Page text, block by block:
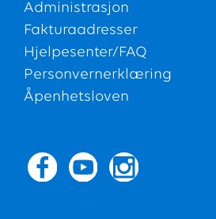
Administrasjon
Fakturaadresser
Hjelpesenter/FAQ
Personvernerklæring
Åpenhetsloven